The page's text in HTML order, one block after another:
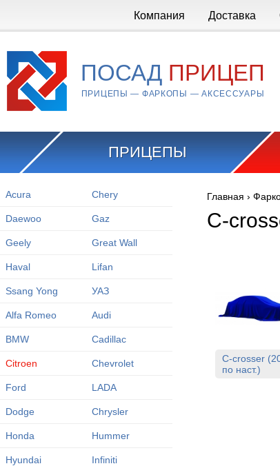
Компания Доставка
ПОСАД ПРИЦЕП
ПРИЦЕПЫ — ФАРКОПЫ — АКСЕССУАРЫ
ПРИЦЕПЫ
Acura Chery
Daewoo Gaz
Geely Great Wall
Haval Lifan
Ssang Yong УАЗ
Alfa Romeo Audi
BMW Cadillac
Citroen Chevrolet
Ford LADA
Dodge Chrysler
Honda Hummer
Hyundai Infiniti
Вы здесь
Главная ›
C-
C-crosser
по наст.)